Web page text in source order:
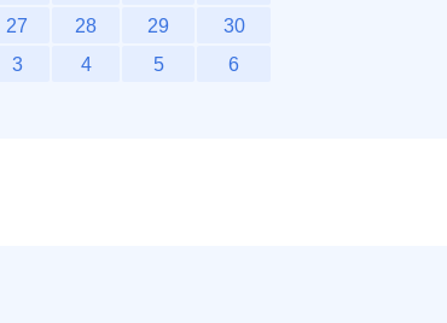
27 28 29
30
3 4 5 6